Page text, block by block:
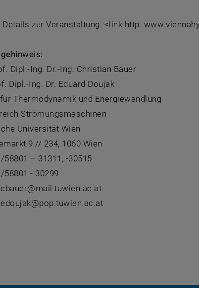
Details zur Veranstaltung: <link http:
Dipl.-Ing. Dr.-Ing. Christian Bauer
Dipl.-Ing. Dr. Eduard Doujak
Thermodynamik und Energiewandlung
Strömungsmaschinen
Universität Wien
9 // 234, 1060 Wien
– 31311, -30515
58801 - 30299